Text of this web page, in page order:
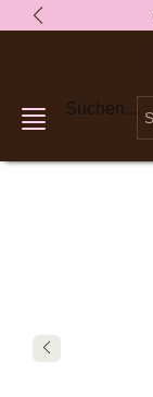
springen
Suchen...